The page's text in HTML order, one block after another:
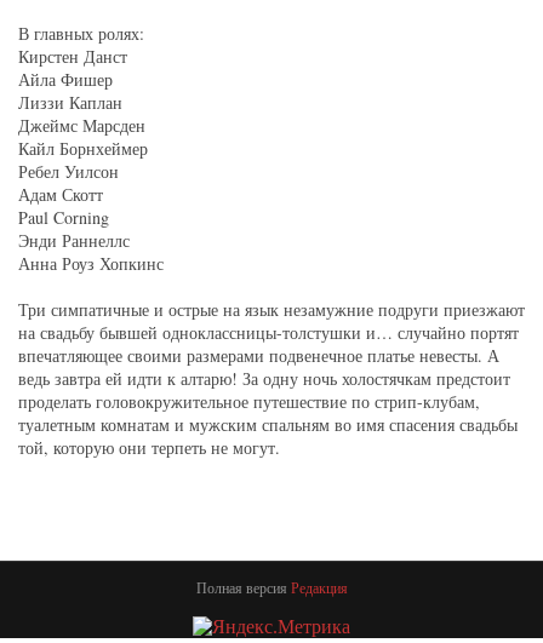
В главных ролях:
Кирстен Данст
Айла Фишер
Лиззи Каплан
Джеймс Марсден
Кайл Борнхеймер
Ребел Уилсон
Адам Скотт
Paul Corning
Энди Раннеллс
Анна Роуз Хопкинс
Три симпатичные и острые на язык незамужние подруги приезжают
на свадьбу бывшей одноклассницы-толстушки и… случайно портят
впечатляющее своими размерами подвенечное платье невесты. А
ведь завтра ей идти к алтарю! За одну ночь холостячкам предстоит
проделать головокружительное путешествие по стрип-клубам,
туалетным комнатам и мужским спальням во имя спасения свадьбы
той, которую они терпеть не могут.
Полная версия Редакция